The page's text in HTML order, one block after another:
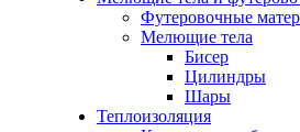
Футеровочные
Мелющие тела
Бисер
Цилиндры
Шары
Теплоизоляция